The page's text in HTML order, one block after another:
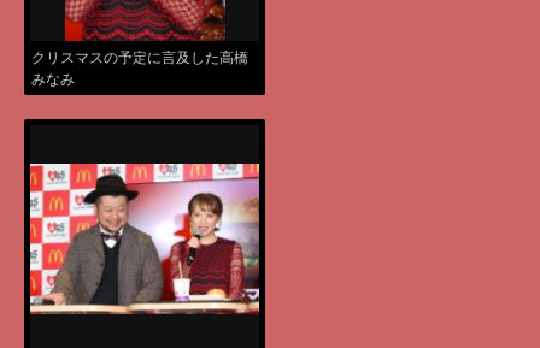
クリスマスの予定に言及した高橋
みなみ